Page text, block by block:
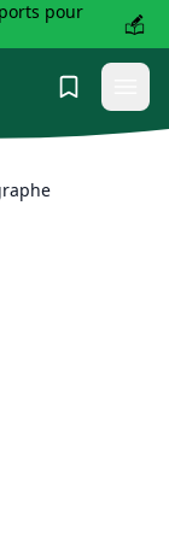
pour